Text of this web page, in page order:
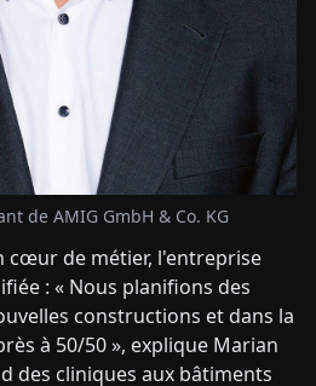
de AMIG GmbH & Co. KG
cœur de métier, l'entreprise
: « Nous planifions des
constructions et dans la
à 50/50 », explique Marian
des cliniques aux bâtiments